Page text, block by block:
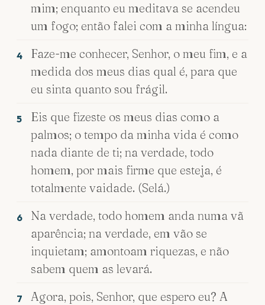
mim; enquanto eu meditava se acendeu
um fogo; então falei com a minha língua:
4
Faze-me conhecer, Senhor, o meu fim, e a
medida dos meus dias qual é, para que
eu sinta quanto sou frágil.
5
Eis que fizeste os meus dias como a
palmos; o tempo da minha vida é como
nada diante de ti; na verdade, todo
homem, por mais firme que esteja, é
totalmente vaidade. (Selá.)
6
Na verdade, todo homem anda numa vã
aparência; na verdade, em vão se
inquietam; amontoam riquezas, e não
sabem quem as levará.
7
Agora, pois, Senhor, que espero eu? A